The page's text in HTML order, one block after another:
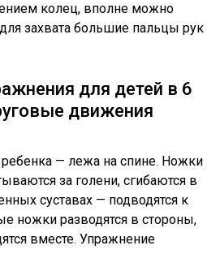
колец, вполне можно
захвата большие пальцы рук
для детей в 6
движения
— лежа на спине. Ножки
за голени, сгибаются в
суставах — подводятся к
ножки разводятся в стороны,
вместе. Упражнение